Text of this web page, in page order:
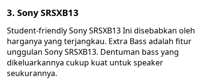
3. Sony SRSXB13
Student-friendly Sony SRSXB13 Ini disebabkan oleh
harganya yang terjangkau. Extra Bass adalah fitur
unggulan Sony SRSXB13. Dentuman bass yang
dikeluarkannya cukup kuat untuk speaker
seukurannya.